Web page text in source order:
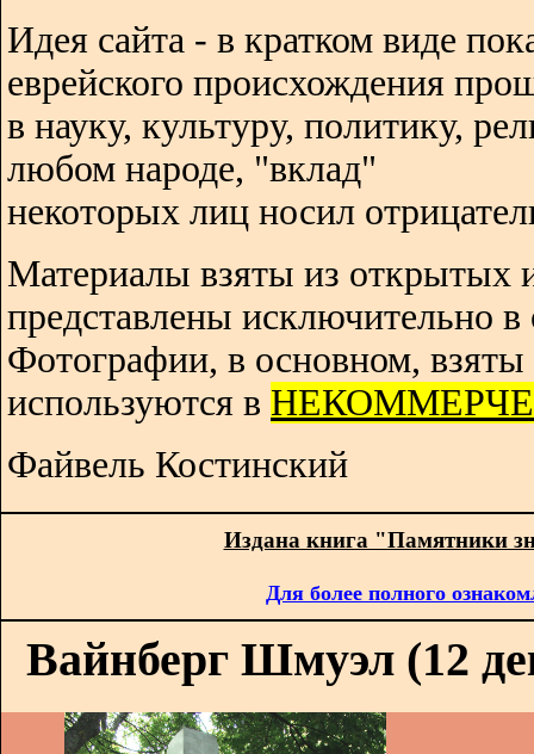
Идея сайта - в кратком виде
еврейского происхождения
в науку, культуру, политику,
любом народе, "вклад"
некоторых лиц носил
Материалы взяты из открытых
представлены исключительно
Фотографии, в основном, взяты
используются в
Файвель Костинский
Издана книга "Памятники
Для более полного
Вайнберг Шмуэл (12